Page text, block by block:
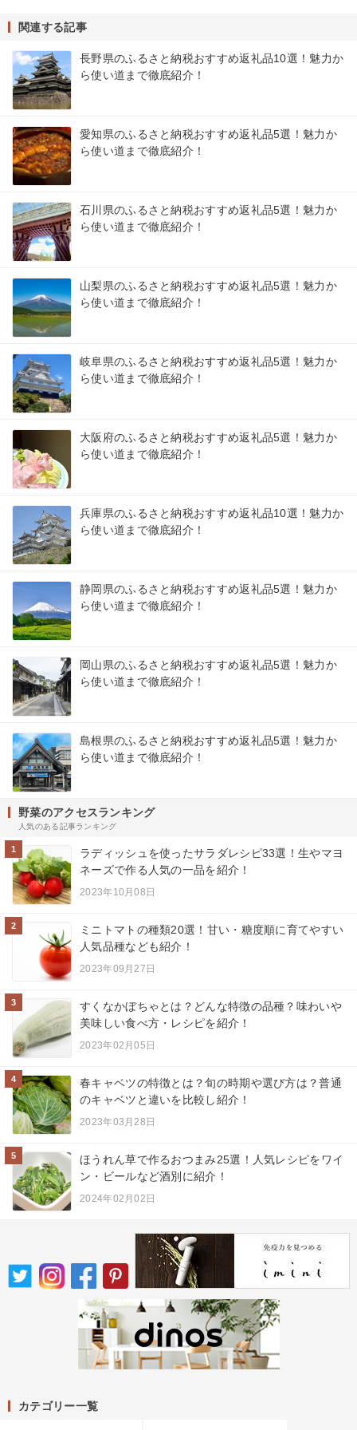
関連する記事
長野県のふるさと納税おすすめ返礼品10選！魅力か
ら使い道まで徹底紹介！
愛知県のふるさと納税おすすめ返礼品5選！魅力か
ら使い道まで徹底紹介！
石川県のふるさと納税おすすめ返礼品5選！魅力か
ら使い道まで徹底紹介！
山梨県のふるさと納税おすすめ返礼品5選！魅力か
ら使い道まで徹底紹介！
岐阜県のふるさと納税おすすめ返礼品5選！魅力か
ら使い道まで徹底紹介！
大阪府のふるさと納税おすすめ返礼品5選！魅力か
ら使い道まで徹底紹介！
兵庫県のふるさと納税おすすめ返礼品10選！魅力か
ら使い道まで徹底紹介！
静岡県のふるさと納税おすすめ返礼品5選！魅力か
ら使い道まで徹底紹介！
岡山県のふるさと納税おすすめ返礼品5選！魅力か
ら使い道まで徹底紹介！
島根県のふるさと納税おすすめ返礼品5選！魅力か
ら使い道まで徹底紹介！
野菜のアクセスランキング
人気のある記事ランキング
1
ラディッシュを使ったサラダレシピ33選！生やマヨ
ネーズで作る人気の一品を紹介！
2023年10月08日
2
ミニトマトの種類20選！甘い・糖度順に育てやすい
人気品種なども紹介！
2023年09月27日
3
すくなかぼちゃとは？どんな特徴の品種？味わいや
美味しい食べ方・レシピを紹介！
2023年02月05日
4
春キャベツの特徴とは？旬の時期や選び方は？普通
のキャベツと違いを比較し紹介！
2023年03月28日
5
ほうれん草で作るおつまみ25選！人気レシピをワイ
ン・ビールなど酒別に紹介！
2024年02月02日
カテゴリー一覧